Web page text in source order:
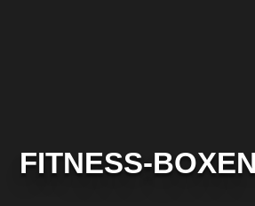
FITNESS-BOXEN